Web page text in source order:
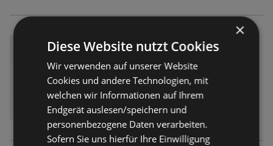
×
Diese Website nutzt Cookies
Wir verwenden auf unserer Website
Cookies und andere Technologien, mit
welchen wir Informationen auf Ihrem
Endgerät auslesen/speichern und
personenbezogene Daten verarbeiten.
Sofern Sie uns hierfür Ihre Einwilligung